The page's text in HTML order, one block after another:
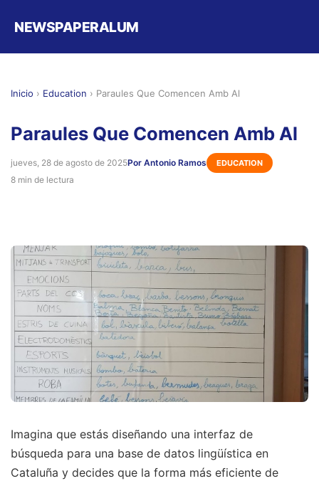
NEWSPAPERALUM
Inicio › Education › Paraules Que Comencen Amb Al
Paraules Que Comencen Amb Al
jueves, 28 de agosto de 2025Por Antonio Ramos EDUCATION
8 min de lectura
Imagina que estás diseñando una interfaz de
búsqueda para una base de datos lingüística en
Cataluña y decides que la forma más eficiente de